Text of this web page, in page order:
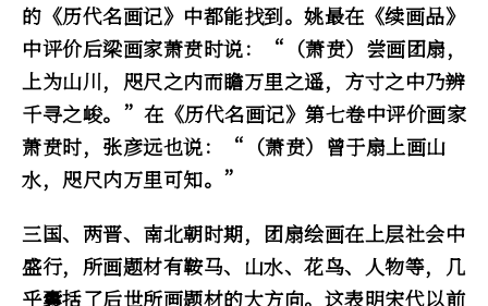
的《历代名画记》中都能找到。姚最在《续画品》
中评价后梁画家萧贲时说：“（萧贲）尝画团扇，
上为山川，咫尺之内而瞻万里之遥，方寸之中乃辨
千寻之峻。”在《历代名画记》第七卷中评价画家
萧贲时，张彦远也说：“（萧贲）曾于扇上画山
水，咫尺内万里可知。”
三国、两晋、南北朝时期，团扇绘画在上层社会中
盛行，所画题材有鞍马、山水、花鸟、人物等，几
乎囊括了后世所画题材的大方向。这表明宋代以前